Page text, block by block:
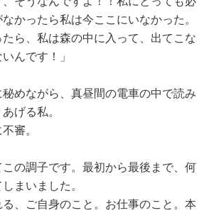
かったら私は今ここにいなかった。
ら、私は森の中に入って、出てこな
んです！」
めながら、真昼間の電車の中で読み
げる私。
審。
の調子です。最初から最後まで、何
まいました。
、ご自身のこと。お仕事のこと。本